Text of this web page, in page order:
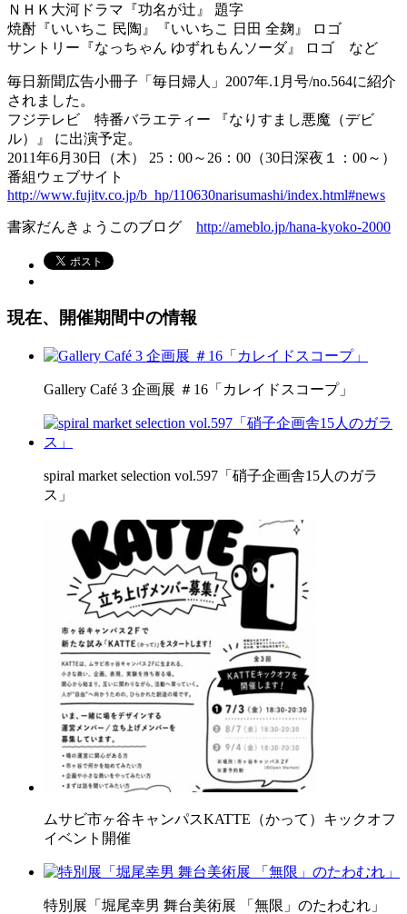
ＮＨＫ大河ドラマ『功名が辻』 題字
焼酎『いいちこ 民陶』『いいちこ 日田 全麹』 ロゴ
サントリー『なっちゃん ゆずれもんソーダ』 ロゴ など
毎日新聞広告小冊子「毎日婦人」2007年.1月号/no.564に紹介
されました。
フジテレビ 特番バラエティー 『なりすまし悪魔（デビ
ル）』 に出演予定。
2011年6月30日（木） 25：00～26：00（30日深夜１：00～）
番組ウェブサイト
http://www.fujitv.co.jp/b_hp/110630narisumashi/index.html#news
書家だんきょうこのブログ http://ameblo.jp/hana-kyoko-2000
現在、開催期間中の情報
Gallery Café 3 企画展 ＃16「カレイドスコープ」
spiral market selection vol.597「硝子企画舎15人のガラ
ス」
ムサビ市ヶ谷キャンパスKATTE（かって）キックオフ
イベント開催
特別展「堀尾幸男 舞台美術展 「無限」のたわむれ」